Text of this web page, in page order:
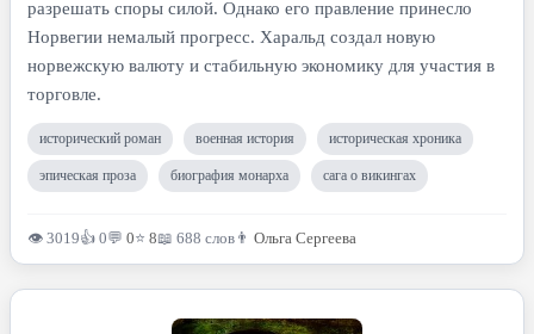
разрешать споры силой. Однако его правление принесло
Норвегии немалый прогресс. Харальд создал новую
норвежскую валюту и стабильную экономику для участия в
торговле.
исторический роман военная история историческая хроника
эпическая проза биография монарха сага о викингах
👁 3019👍 0💬 0⭐ 8📖 688 слов 👨 Ольга Сергеева